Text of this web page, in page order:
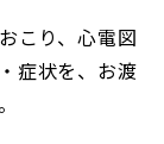
こり、心電図
症状を、お渡